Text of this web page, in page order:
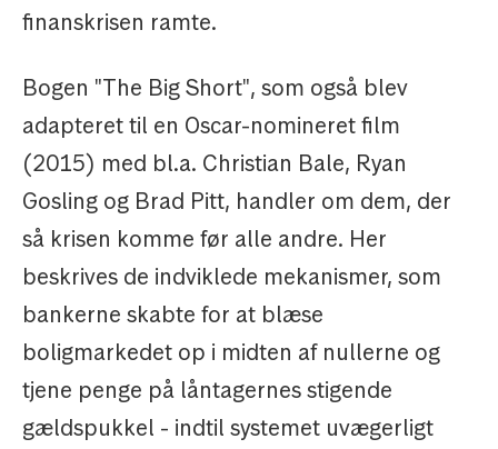
finanskrisen ramte.
Bogen "The Big Short", som også blev
adapteret til en Oscar-nomineret film
(2015) med bl.a. Christian Bale, Ryan
Gosling og Brad Pitt, handler om dem, der
så krisen komme før alle andre. Her
beskrives de indviklede mekanismer, som
bankerne skabte for at blæse
boligmarkedet op i midten af nullerne og
tjene penge på låntagernes stigende
gældspukkel - indtil systemet uvægerligt